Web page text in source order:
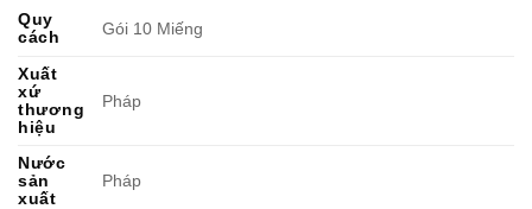
Quy
cách
Gói 10 Miếng
Xuất
xứ
thương
hiệu
Pháp
Nước
sản
xuất
Pháp